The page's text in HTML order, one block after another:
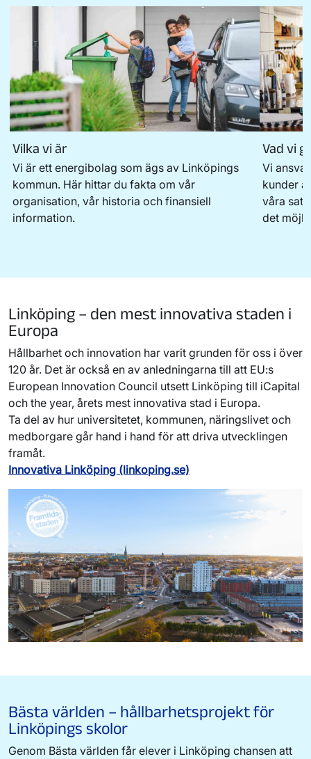
Vilka vi är
Vi är ett energibolag som ägs av Linköpings
kommun. Här hittar du fakta om vår
organisation, vår historia och finansiell
information.
Vad vi
Vi
kunder
våra
det
Linköping – den mest innovativa staden i
Europa
Hållbarhet och innovation har varit grunden för oss i över
120 år. Det är också en av anledningarna till att EU:s
European Innovation Council utsett Linköping till iCapital
och the year, årets mest innovativa stad i Europa.
Ta del av hur universitetet, kommunen, näringslivet och
medborgare går hand i hand för att driva utvecklingen
framåt.
Innovativa Linköping (linkoping.se)
Bästa världen – hållbarhetsprojekt för
Linköpings skolor
Genom Bästa världen får elever i Linköping chansen att